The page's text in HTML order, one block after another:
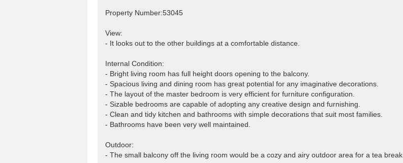
Property Number:53045
View:
- It looks out to the other buildings at a comfortable distance.
Internal Condition:
- Bright living room has full height doors opening to the balcony.
- Spacious living and dining room has great potential for any imaginative decorations.
- The layout of the master bedroom is very efficient for furniture configuration.
- Sizable bedrooms are capable of adopting any creative design and furnishing.
- Clean and tidy kitchen and bathrooms with simple decorations that suit most families.
- Bathrooms have been very well maintained.
Outdoor:
- The small balcony off the living room would be a cozy and airy outdoor area for a tea break.